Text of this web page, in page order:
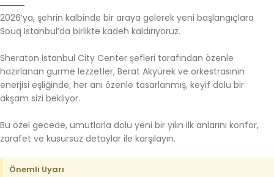
2026’ya, şehrin kalbinde bir araya gelerek yeni başlangıçlara
Souq Istanbul’da birlikte kadeh kaldırıyoruz.
Sheraton İstanbul City Center şefleri tarafından özenle
hazırlanan gurme lezzetler, Berat Akyürek ve orkestrasının
enerjisi eşliğinde; her anı özenle tasarlanmış, keyif dolu bir
akşam sizi bekliyor.
Bu özel gecede, umutlarla dolu yeni bir yılın ilk anlarını konfor,
zarafet ve kusursuz detaylar ile karşılayın.
Önemli Uyarı